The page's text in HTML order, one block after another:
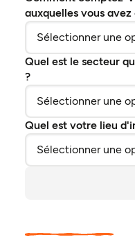
auxquelles vous
Quel est le secteur
?
Quel est votre lieu